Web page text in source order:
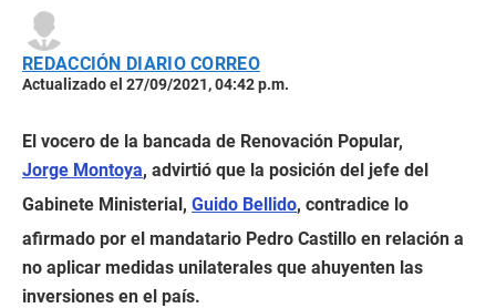
REDACCIÓN DIARIO CORREO
Actualizado el 27/09/2021, 04:42 p.m.
El vocero de la bancada de Renovación Popular,
Jorge Montoya, advirtió que la posición del jefe del
Gabinete Ministerial, Guido Bellido, contradice lo
afirmado por el mandatario Pedro Castillo en relación a
no aplicar medidas unilaterales que ahuyenten las
inversiones en el país.